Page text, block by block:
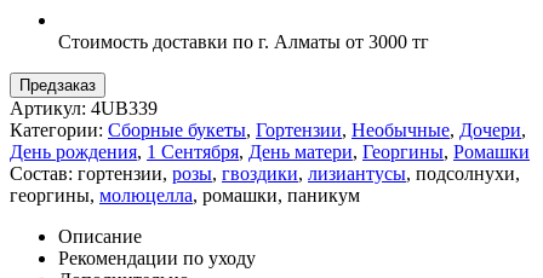
Стоимость доставки по г. Алматы от 3000 тг
Предзаказ
Артикул: 4UB339
Категории: Сборные букеты, Гортензии, Необычные, Дочери,
День рождения, 1 Сентября, День матери, Георгины, Ромашки
Состав: гортензии, розы, гвоздики, лизиантусы, подсолнухи,
георгины, молюцелла, ромашки, паникум
Описание
Рекомендации по уходу